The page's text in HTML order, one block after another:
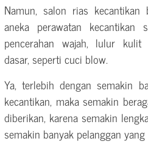
Namun, salon rias kecantikan
aneka perawatan kecantikan
pencerahan wajah, lulur
dasar, seperti cuci blow.
Ya, terlebih dengan semakin
kecantikan, maka semakin
diberikan, karena semakin
semakin banyak pelanggan